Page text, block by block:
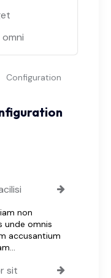
Configuration
non
unde omnis
accusantium
sit